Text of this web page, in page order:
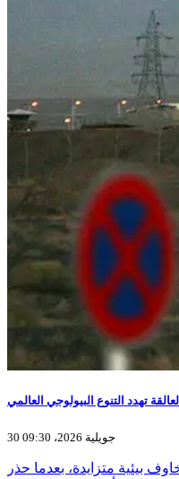
تهدد التنوع البيولوجي العالمي
30 جويلية 2026، 09:30
بيئية متزايدة، بعدما حذر